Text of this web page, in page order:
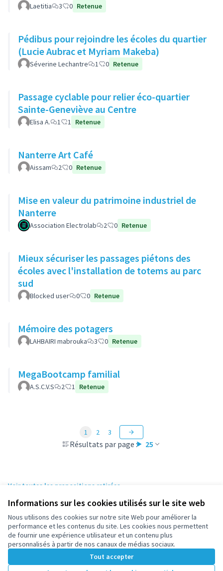
Informations sur les cookies utilisés sur le site web
Nous utilisons des cookies sur notre site Web pour améliorer la
performance et les contenus du site. Les cookies nous permettent
de fournir une expérience utilisateur et un contenu plus
personnalisés à partir de nos canaux de médias sociaux.
Tout accepter
Laetitia 3 0 Retenue
Pédibus pour rejoindre les écoles du quartier
(Lucie Aubrac et Myriam Makeba)
Séverine Lechantre 1 0 Retenue
Passage cyclable pour relier éco-quartier
Sainte-Geneviève au Centre
Elisa A. 1 1 Retenue
Nanterre Art Café
Aissam 2 0 Retenue
Mise en valeur du patrimoine industriel de
Nanterre
Association Electrolab 2 0 Retenue
Mieux sécuriser les passages piétons des
écoles avec l'installation de totems au parc
sud
Blocked user 0 0 Retenue
Mémoire des potagers
LAHBAIRI mabrouka 3 0 Retenue
MegaBootcamp familial
A.S.C.V.S 2 1 Retenue
Résultats par page : 25
1 2 3
Voir toutes les propositions retirées
Conditions d'utilisation
Paramètres des cookies
participez.nanterre.fr sur X
(Lien externe)
participez.nanterre.fr sur Facebook
participez.nanterre.fr sur Instagram
participez.nanterre.fr sur YouTube
(Lien externe)
participez.nanterre.fr sur GitHub
(Lien externe)